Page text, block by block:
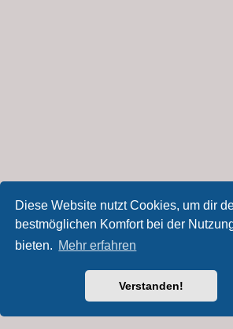
Diese Website nutzt Cookies, um dir
bestmöglichen Komfort bei der
bieten. Mehr erfahren
Verstanden!